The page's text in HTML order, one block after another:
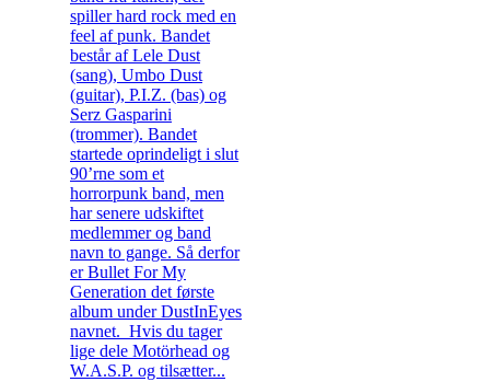
spiller hard rock med en
feel af punk. Bandet
består af Lele Dust
(sang), Umbo Dust
(guitar), P.I.Z. (bas) og
Serz Gasparini
(trommer). Bandet
startede oprindeligt i slut
90’rne som et
horrorpunk band, men
har senere udskiftet
medlemmer og band
navn to gange. Så derfor
er Bullet For My
Generation det første
album under DustInEyes
navnet. Hvis du tager
lige dele Motörhead og
W.A.S.P. og tilsætter...